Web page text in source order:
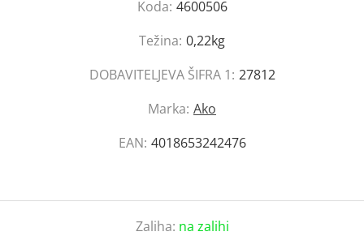
Koda: 4600506
Težina: 0,22kg
DOBAVITELJEVA ŠIFRA 1: 27812
Marka: Ako
EAN: 4018653242476
Zaliha: na zalihi